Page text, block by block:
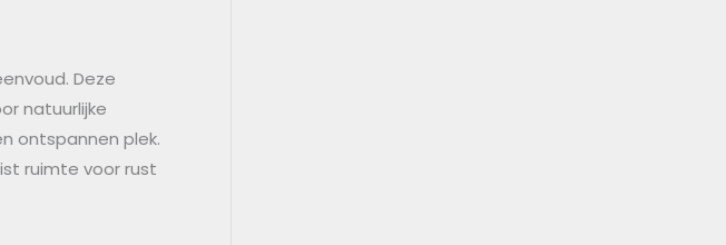
Deze
natuurlijke
ontspannen plek.
ruimte voor rust